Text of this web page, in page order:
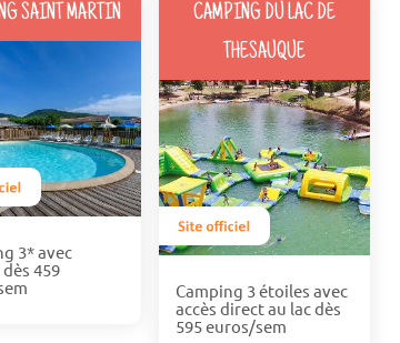
SAINT MARTIN
3* avec
459
CAMPING DU LAC DE
THESAUQUE
Camping 3 étoiles avec
accès direct au lac dès
595 euros/sem